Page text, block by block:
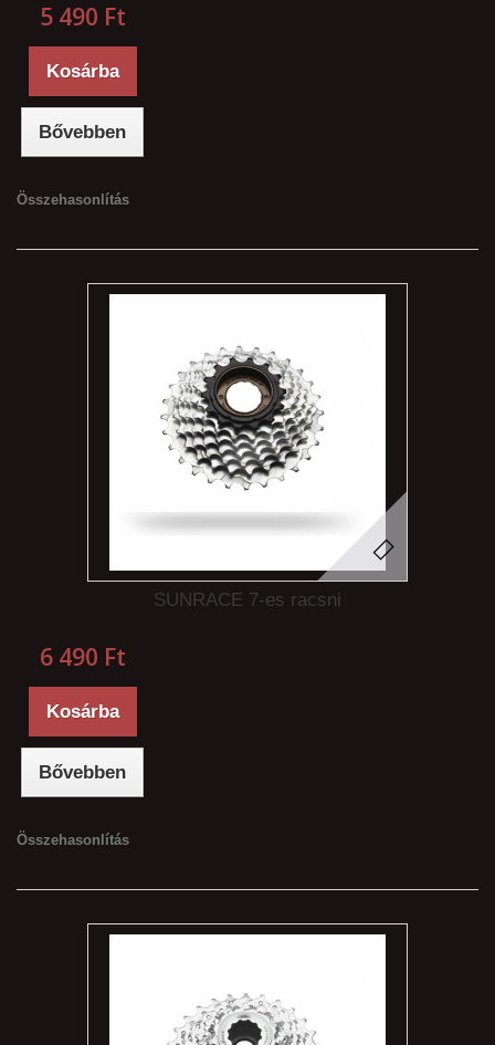
5 490 Ft‎
Kosárba
Bővebben
Összehasonlítás
SUNRACE 7-es racsni
6 490 Ft‎
Kosárba
Bővebben
Összehasonlítás